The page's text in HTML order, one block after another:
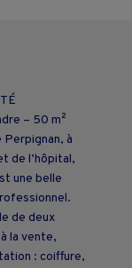
– 50 m²
Perpignan, à
de l’hôpital,
une belle
de deux
la vente,
: coiffure,